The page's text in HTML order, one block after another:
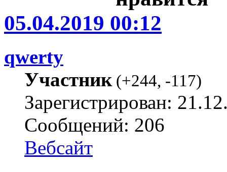
05.04.2019 00:12
qwerty
Участник(+244, -117)
Зарегистрирован:
Сообщений: 206
Вебсайт